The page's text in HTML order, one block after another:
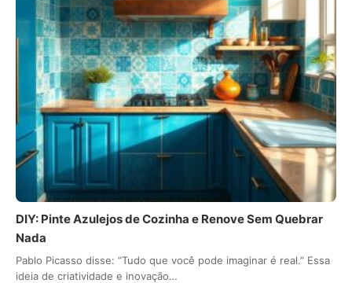
DIY: Pinte Azulejos de Cozinha e Renove Sem Quebrar
Nada
Pablo Picasso disse: “Tudo que você pode imaginar é real.” Essa
ideia de criatividade e inovação…